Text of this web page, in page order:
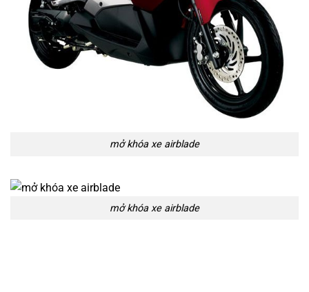
mở khóa xe airblade
mở khóa xe airblade